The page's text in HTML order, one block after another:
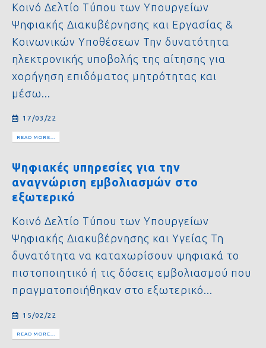
Κοινό Δελτίο Τύπου των Υπουργείων
Ψηφιακής Διακυβέρνησης και Εργασίας &
Κοινωνικών Υποθέσεων Την δυνατότητα
ηλεκτρονικής υποβολής της αίτησης για
χορήγηση επιδόματος μητρότητας και
μέσω...
17/03/22
READ MORE...
Ψηφιακές υπηρεσίες για την
αναγνώριση εμβολιασμών στο
εξωτερικό
Κοινό Δελτίο Τύπου των Υπουργείων
Ψηφιακής Διακυβέρνησης και Υγείας Τη
δυνατότητα να καταχωρίσουν ψηφιακά το
πιστοποιητικό ή τις δόσεις εμβολιασμού που
πραγματοποιήθηκαν στο εξωτερικό...
15/02/22
READ MORE...